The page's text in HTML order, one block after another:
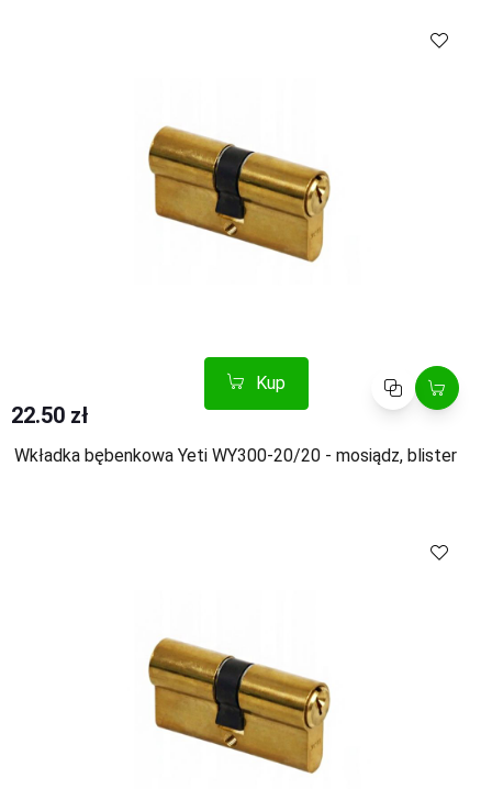
Kup Porównaj
22.50 zł
Wkładka bębenkowa Yeti WY300-20/20 - mosiądz, blister